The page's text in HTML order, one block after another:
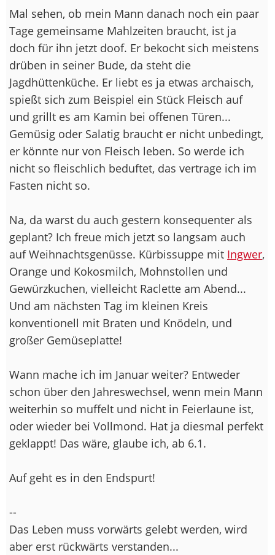
Mal sehen, ob mein Mann danach noch ein paar
Tage gemeinsame Mahlzeiten braucht, ist ja
doch für ihn jetzt doof. Er bekocht sich meistens
drüben in seiner Bude, da steht die
Jagdhüttenküche. Er liebt es ja etwas archaisch,
spießt sich zum Beispiel ein Stück Fleisch auf
und grillt es am Kamin bei offenen Türen...
Gemüsig oder Salatig braucht er nicht unbedingt,
er könnte nur von Fleisch leben. So werde ich
nicht so fleischlich beduftet, das vertrage ich im
Fasten nicht so.
Na, da warst du auch gestern konsequenter als
geplant? Ich freue mich jetzt so langsam auch
auf Weihnachtsgenüsse. Kürbissuppe mit Ingwer,
Orange und Kokosmilch, Mohnstollen und
Gewürzkuchen, vielleicht Raclette am Abend...
Und am nächsten Tag im kleinen Kreis
konventionell mit Braten und Knödeln, und
großer Gemüseplatte!
Wann mache ich im Januar weiter? Entweder
schon über den Jahreswechsel, wenn mein Mann
weiterhin so muffelt und nicht in Feierlaune ist,
oder wieder bei Vollmond. Hat ja diesmal perfekt
geklappt! Das wäre, glaube ich, ab 6.1.
Auf geht es in den Endspurt!
--
Das Leben muss vorwärts gelebt werden, wird
aber erst rückwärts verstanden...